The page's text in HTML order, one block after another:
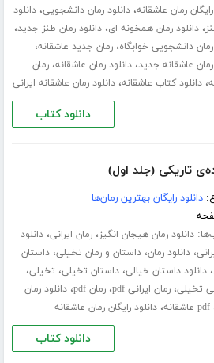
رمان عاشقانه،دانلود رمان دانشجویی،دانلود
،دانلود رمان همخونه ای،دانلود رمان طنز جدید،
رمان دانشجویی خوابگاه،رمان جدید عاشقانه،
رمان عاشقانه جدید،دانلود رمان عاشقانه،رمان
،دانلود کتاب عاشقانه،دانلود رمان عاشقانه ایرانی
دانلود کتاب
تاریکی (جلد اول)
دانلود رایگان بهترین رمان‌ها
دانلود رمان هیجان انگیز،رمان ایرانی،دانلود
،دانلود رمان،داستان و رمان تخیلی،داستان
،دانلود داستان خیالی،داستان تخیلی، تخیلی،
تخیلی،رمان ایرانی pdf ،رمان pdf ،دانلود رمان
pdf عاشقانه ،دانلود رایگان رمان عاشقانه
دانلود کتاب